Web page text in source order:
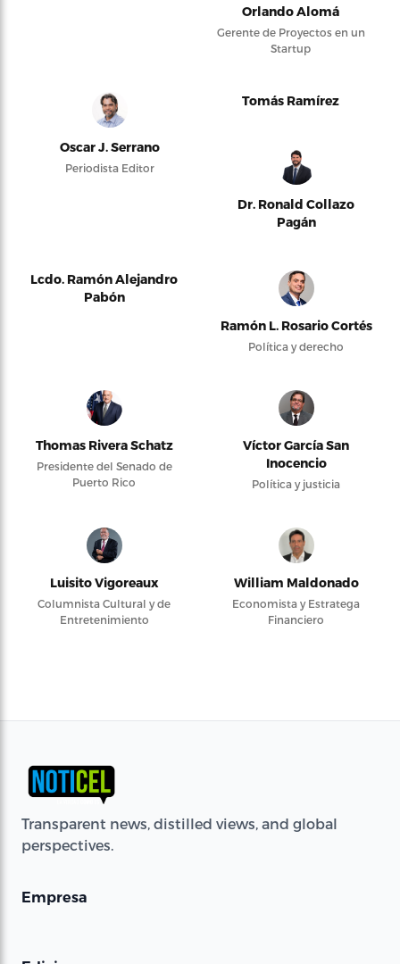
Orlando Alomá
Gerente de Proyectos en un
Startup
Oscar J. Serrano
Periodista Editor
Tomás Ramírez
Dr. Ronald Collazo
Pagán
Lcdo. Ramón Alejandro
Pabón
Ramón L. Rosario Cortés
Política y derecho
Thomas Rivera Schatz
Presidente del Senado de
Puerto Rico
Víctor García San
Inocencio
Política y justicia
Luisito Vigoreaux
Columnista Cultural y de
Entretenimiento
William Maldonado
Economista y Estratega
Financiero
Transparent news, distilled views, and global
perspectives.
Empresa